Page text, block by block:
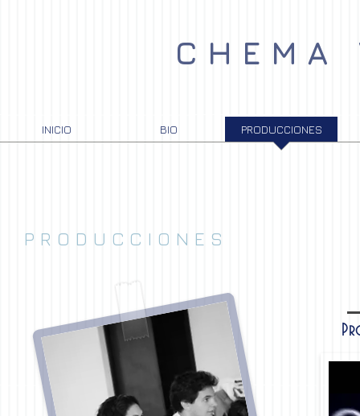
INICIO BIO PRODUCCIONES
CHEMA
PRODUCCIONES